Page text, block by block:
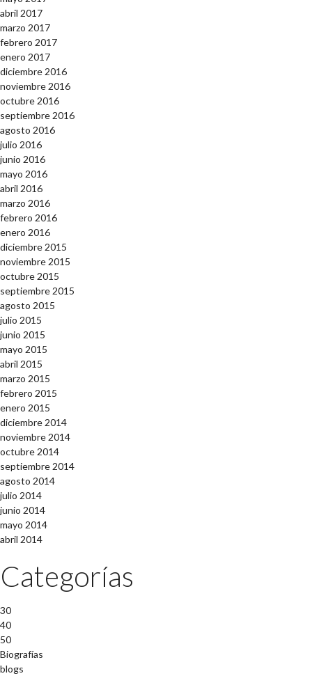
abril 2017
marzo 2017
febrero 2017
enero 2017
diciembre 2016
noviembre 2016
octubre 2016
septiembre 2016
agosto 2016
julio 2016
junio 2016
mayo 2016
abril 2016
marzo 2016
febrero 2016
enero 2016
diciembre 2015
noviembre 2015
octubre 2015
septiembre 2015
agosto 2015
julio 2015
junio 2015
mayo 2015
abril 2015
marzo 2015
febrero 2015
enero 2015
diciembre 2014
noviembre 2014
octubre 2014
septiembre 2014
agosto 2014
julio 2014
junio 2014
mayo 2014
abril 2014
Categorías
30
40
50
Biografías
blogs